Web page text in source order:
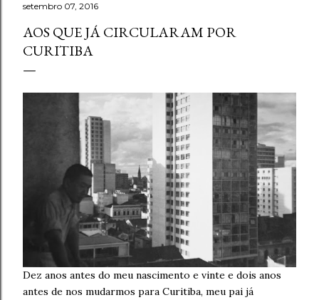
setembro 07, 2016
AOS QUE JÁ CIRCULARAM POR
CURITIBA
Dez anos antes do meu nascimento e vinte e dois anos
antes de nos mudarmos para Curitiba, meu pai já